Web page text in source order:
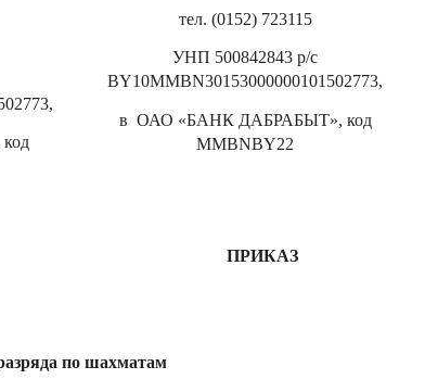
тел. (0152) 723115
УНП 500842843 р/с
BY10MMBN30153000000101502773,
в ОАО «БАНК ДАБРАБЫТ», код
MMBNBY22
ПРИКАЗ
по шахматам